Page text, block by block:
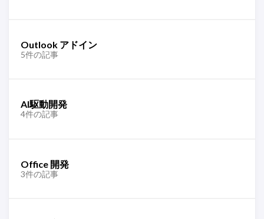
Outlook アドイン
5件の記事
AI駆動開発
4件の記事
Office 開発
3件の記事